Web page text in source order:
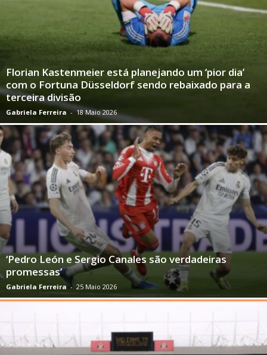
Florian Kastenmeier está planejando um ‘pior dia’
com o Fortuna Düsseldorf sendo rebaixado para a
terceira divisão
Gabriela Ferreira - 18 Maio 2026
‘Pedro León e Sergio Canales são verdadeiras
promessas’
Gabriela Ferreira - 25 Maio 2026